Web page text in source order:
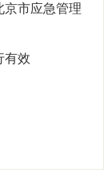
京市应急管理
有效